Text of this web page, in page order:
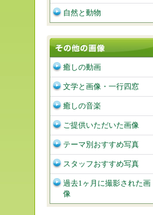
自然と動物
癒しの動画
文学と画像・一行四窓
癒しの音楽
ご提供いただいた画像
テーマ別おすすめ写真
スタッフおすすめ写真
過去1ヶ月に撮影された画
像